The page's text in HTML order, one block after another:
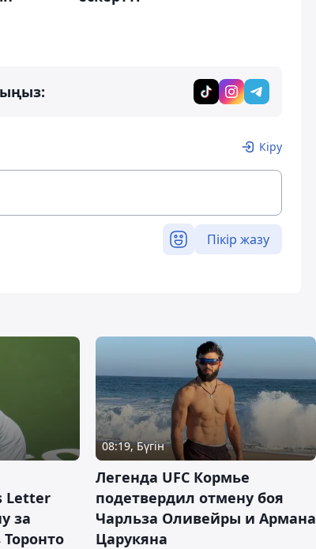
Кіру
Пікір жазу
Letter
за
08:19, Бүгін
Легенда UFC Кормье
подетвердил отмену боя
Чарльза Оливейры и Армана
Царукяна